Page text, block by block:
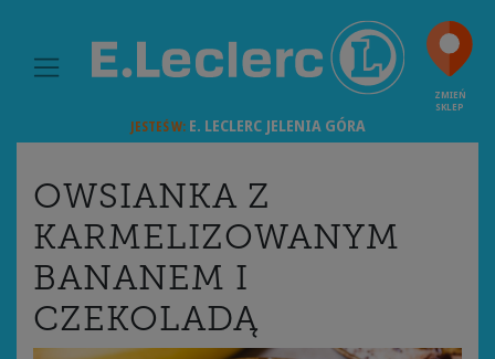
MAIN NAVIGATION
ZMIEŃ
SKLEP
JESTEŚ W:E. LECLERC JELENIA GÓRA
OWSIANKA Z
KARMELIZOWANYM
BANANEM I
CZEKOLADĄ